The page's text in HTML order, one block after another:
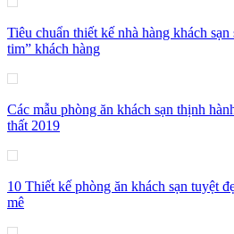
Tiêu chuẩn thiết kế nhà hàng khách
tim” khách hàng
Các mẫu phòng ăn khách sạn thịnh
thất 2019
10 Thiết kế phòng ăn khách sạn tuyệt
mê